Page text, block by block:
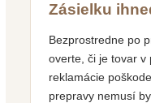
Zásielku
Bezprostredne po
overte, či je tovar v
reklamácie
prepravy nemusí